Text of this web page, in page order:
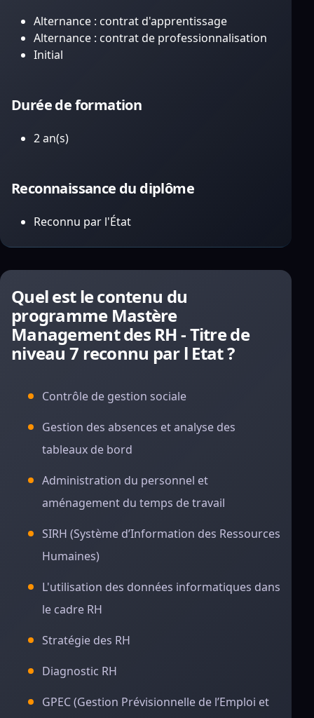
Alternance : contrat d'apprentissage
Alternance : contrat de professionnalisation
Initial
Durée de formation
2 an(s)
Reconnaissance du diplôme
Reconnu par l'État
Quel est le contenu du
programme Mastère
Management des RH - Titre de
niveau 7 reconnu par l Etat ?
Contrôle de gestion sociale
Gestion des absences et analyse des
tableaux de bord
Administration du personnel et
aménagement du temps de travail
SIRH (Système d’Information des Ressources
Humaines)
L'utilisation des données informatiques dans
le cadre RH
Stratégie des RH
Diagnostic RH
GPEC (Gestion Prévisionnelle de l’Emploi et